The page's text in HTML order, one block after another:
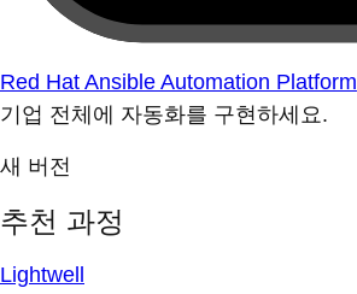
Red Hat Ansible Automation Platform
기업 전체에 자동화를 구현하세요.
새 버전
추천 과정
Lightwell